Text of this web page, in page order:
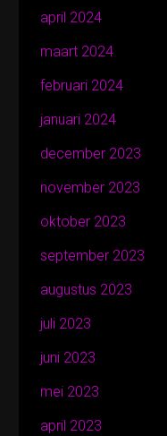
april 2024
maart 2024
februari 2024
januari 2024
december 2023
november 2023
oktober 2023
september 2023
augustus 2023
juli 2023
juni 2023
mei 2023
april 2023